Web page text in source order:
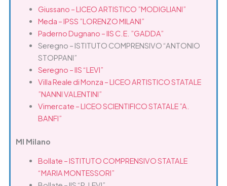
Giussano – LICEO ARTISTICO ”MODIGLIANI”
Meda – IPSS ”LORENZO MILANI”
Paderno Dugnano – IIS C.E. ”GADDA”
Seregno – ISTITUTO COMPRENSIVO “ANTONIO
STOPPANI”
Seregno – IIS “LEVI”
Villa Reale di Monza – LICEO ARTISTICO STATALE
”NANNI VALENTINI”
Vimercate – LICEO SCIENTIFICO STATALE ”A.
BANFI”
MI Milano
Bollate – ISTITUTO COMPRENSIVO STATALE
“MARIA MONTESSORI”